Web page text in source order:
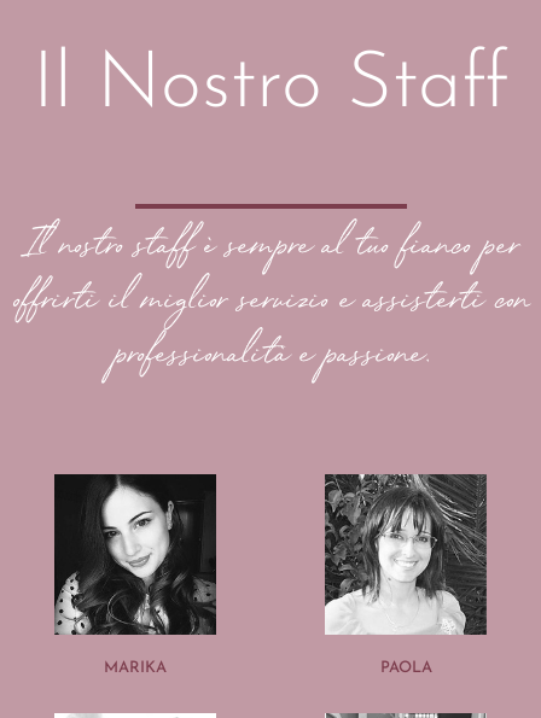
Il Nostro Staff
Il nostro staff è sempre al tuo fianco per
offrirti il miglior servizio e assisterti con
professionalità e passione.
MARIKA PAOLA